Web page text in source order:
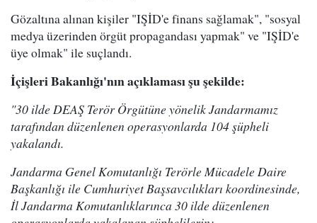
Gözaltına alınan kişiler "IŞİD'e finans sağlamak", "sosyal
medya üzerinden örgüt propagandası yapmak" ve "IŞİD'e
üye olmak" ile suçlandı.
İçişleri Bakanlığı'nın açıklaması şu şekilde:
"30 ilde DEAŞ Terör Örgütüne yönelik Jandarmamız
tarafından düzenlenen operasyonlarda 104 şüpheli
yakalandı.
Jandarma Genel Komutanlığı Terörle Mücadele Daire
Başkanlığı ile Cumhuriyet Başsavcılıkları koordinesinde,
İl Jandarma Komutanlıklarınca 30 ilde düzenlenen